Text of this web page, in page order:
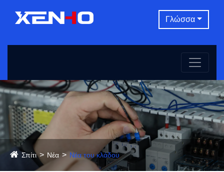
Γλώσσα
Σπίτι Νέα Νέα του κλάδου